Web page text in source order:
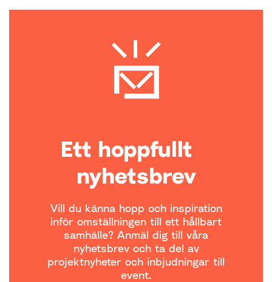
Ett hoppfullt
nyhetsbrev
Vill du känna hopp och inspiration
inför omställningen till ett hållbart
samhälle? Anmäl dig till våra
nyhetsbrev och ta del av
projektnyheter och inbjudningar till
event.